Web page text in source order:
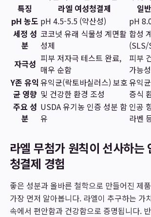
특징
라엘 여성청결제
일
pH 농도 pH 4.5-5.5 (약산성)
pH
세정 성
분
코코넛 유래 식물성 계면활
성제
합성
(SLS/
자극성 피부 저자극 테스트 완료,
매우 순함
피부
가능
Y존 유익
균 영향
유익균(락토바실러스) 보호
및 건강한 환경 조성
유익
증식
주요 성
분
USDA 유기농 인증 성분 함
유
인공
라벤
라엘 무첨가 원칙이 선사하는
청결제 경험
좋은 성분과 올바른 철학으로 만들어진 제
가장 먼저 알아봅니다. 라엘이 추구하는 가
속에서 편안함과 건강함으로 증명됩니다.